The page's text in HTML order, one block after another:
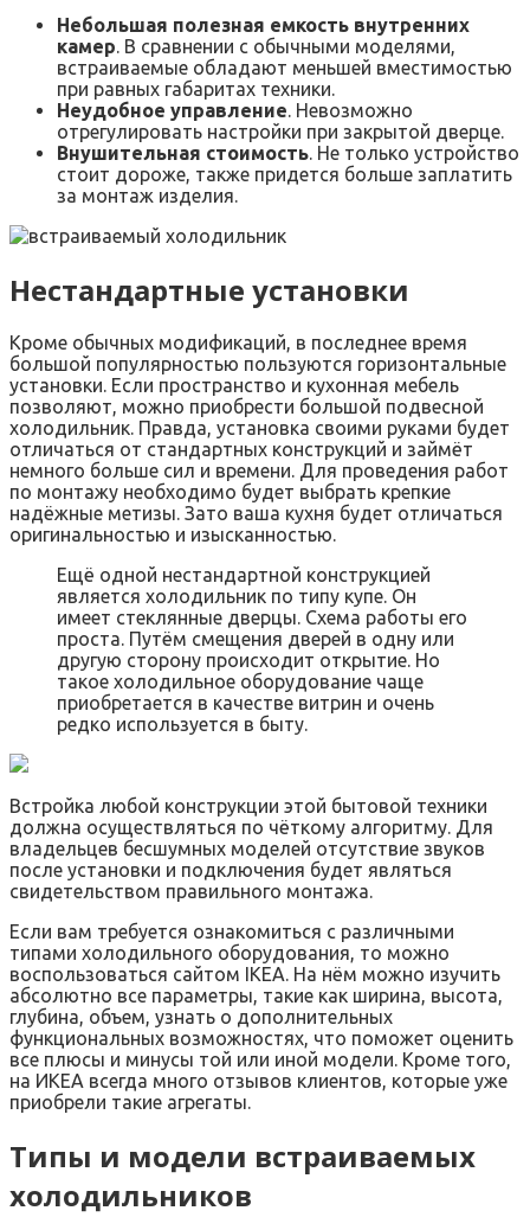
Небольшая полезная емкость внутренних
камер . В сравнении с обычными моделями,
встраиваемые обладают меньшей вместимостью
при равных габаритах техники.
Неудобное управление . Невозможно
отрегулировать настройки при закрытой дверце.
Внушительная стоимость . Не только устройство
стоит дороже, также придется больше заплатить
за монтаж изделия.
Нестандартные установки
Кроме обычных модификаций, в последнее время
большой популярностью пользуются горизонтальные
установки. Если пространство и кухонная мебель
позволяют, можно приобрести большой подвесной
холодильник. Правда, установка своими руками будет
отличаться от стандартных конструкций и займёт
немного больше сил и времени. Для проведения работ
по монтажу необходимо будет выбрать крепкие
надёжные метизы. Зато ваша кухня будет отличаться
оригинальностью и изысканностью.
Ещё одной нестандартной конструкцией
является холодильник по типу купе. Он
имеет стеклянные дверцы. Схема работы его
проста. Путём смещения дверей в одну или
другую сторону происходит открытие. Но
такое холодильное оборудование чаще
приобретается в качестве витрин и очень
редко используется в быту.
Встройка любой конструкции этой бытовой техники
должна осуществляться по чёткому алгоритму. Для
владельцев бесшумных моделей отсутствие звуков
после установки и подключения будет являться
свидетельством правильного монтажа.
Если вам требуется ознакомиться с различными
типами холодильного оборудования, то можно
воспользоваться сайтом IKEA. На нём можно изучить
абсолютно все параметры, такие как ширина, высота,
глубина, объем, узнать о дополнительных
функциональных возможностях, что поможет оценить
все плюсы и минусы той или иной модели. Кроме того,
на ИКЕА всегда много отзывов клиентов, которые уже
приобрели такие агрегаты.
Типы и модели встраиваемых
холодильников